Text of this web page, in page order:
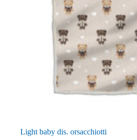
Light baby dis. orsacchiotti